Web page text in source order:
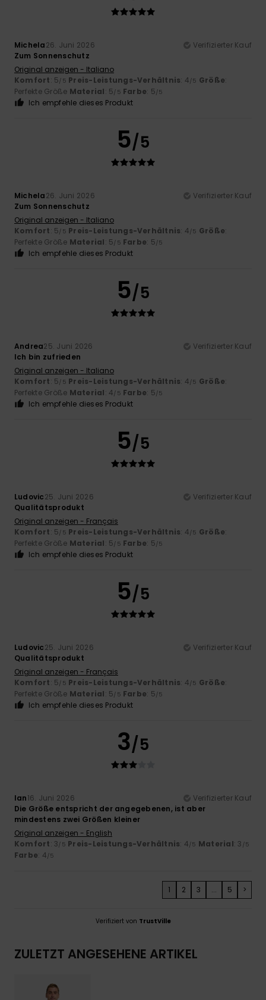
Michela26. Juni 2026
Verifizierter Kauf
Zum Sonnenschutz
Original anzeigen - Italiano
Komfort: 5/5 Preis-Leistungs-Verhältnis: 4/5 Größe:
Perfekte Größe Material: 5/5 Farbe: 5/5
Ich empfehle dieses Produkt
5/5
Michela26. Juni 2026
Verifizierter Kauf
Zum Sonnenschutz
Original anzeigen - Italiano
Komfort: 5/5 Preis-Leistungs-Verhältnis: 4/5 Größe:
Perfekte Größe Material: 5/5 Farbe: 5/5
Ich empfehle dieses Produkt
5/5
Andrea25. Juni 2026
Verifizierter Kauf
Ich bin zufrieden
Original anzeigen - Italiano
Komfort: 5/5 Preis-Leistungs-Verhältnis: 4/5 Größe:
Perfekte Größe Material: 4/5 Farbe: 5/5
Ich empfehle dieses Produkt
5/5
Ludovic25. Juni 2026
Verifizierter Kauf
Qualitätsprodukt
Original anzeigen - Français
Komfort: 5/5 Preis-Leistungs-Verhältnis: 4/5 Größe:
Perfekte Größe Material: 5/5 Farbe: 5/5
Ich empfehle dieses Produkt
5/5
Ludovic25. Juni 2026
Verifizierter Kauf
Qualitätsprodukt
Original anzeigen - Français
Komfort: 5/5 Preis-Leistungs-Verhältnis: 4/5 Größe:
Perfekte Größe Material: 5/5 Farbe: 5/5
Ich empfehle dieses Produkt
3/5
Ian16. Juni 2026
Verifizierter Kauf
Die Größe entspricht der angegebenen, ist aber
mindestens zwei Größen kleiner
Original anzeigen - English
Komfort: 3/5 Preis-Leistungs-Verhältnis: 4/5 Material: 3 /5
Farbe: 4/5
1 2 3 ... 5 >
Verifiziert von TrustVille
ZULETZT ANGESEHENE ARTIKEL